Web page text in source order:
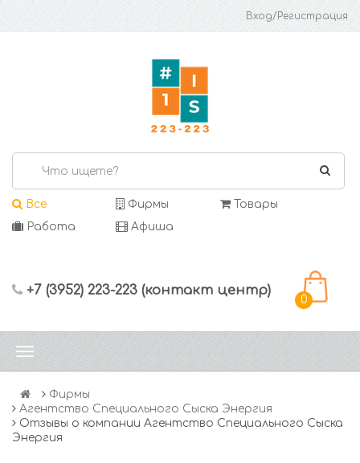
Вход/Регистрация
Все Фирмы
Товары
Работа
Афиша
+7 (3952) 223-223 (контакт центр)
0
Фирмы
Агентство Специального Сыска Энергия
Отзывы о компании Агентство Специального Сыска
Энергия